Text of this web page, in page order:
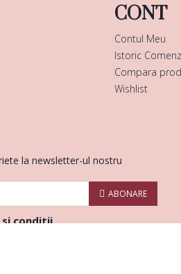
CONT
Contul Meu
Istoric
Compara
Wishlist
la newsletter-ul nostru
ABONARE
si conditii